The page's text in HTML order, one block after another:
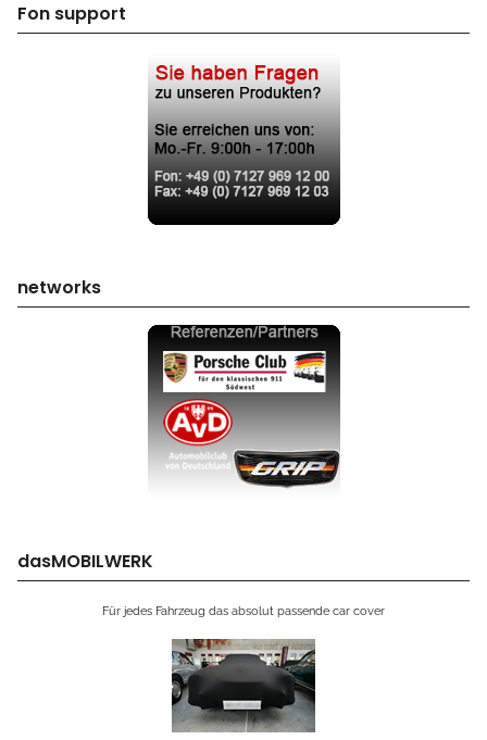
Fon support
networks
dasMOBILWERK
Für jedes Fahrzeug das absolut passende car cover